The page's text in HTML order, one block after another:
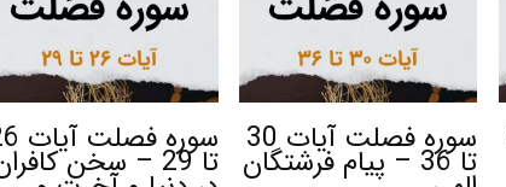
سوره فصلت آیات 30
تا 36 – پیام فرشتگان
سوره
تا 29 – سخن